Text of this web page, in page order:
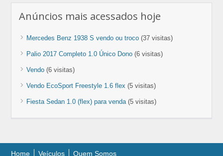
Anúncios mais acessados hoje
Mercedes Benz 1938 S vendo ou troco (37 visitas)
Palio 2017 Completo 1.0 Único Dono (6 visitas)
Vendo (6 visitas)
Vendo EcoSport Freestyle 1.6 flex (5 visitas)
Fiesta Sedan 1.0 (flex) para venda(5 visitas)
Home Veículos Quem Somos